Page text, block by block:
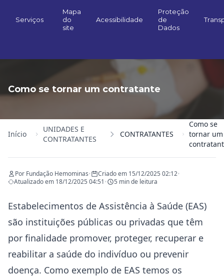
Serviços
Mapa
do
site
Acessibilidade
Proteção
de
Dados
Como se tornar um contratante
Início
UNIDADES E
CONTRATANTES
CONTRATANTES
Como se
tornar um
Por Fundação Hemominas• Criado em 15/12/2025 02:12•
Atualizado em 18/12/2025 04:51• 5 min de leitura
Estabelecimentos de Assistência à Saúde (EAS)
são instituições públicas ou privadas que têm
por finalidade promover, proteger, recuperar e
reabilitar a saúde do indivíduo ou prevenir
doença. Como exemplo de EAS temos os